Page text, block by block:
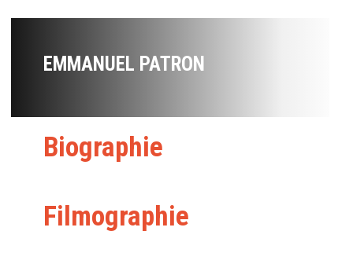
EMMANUEL PATRON
Biographie
Filmographie